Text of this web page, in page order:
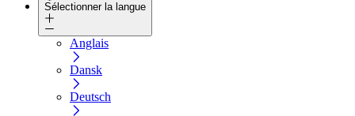
Sélectionner la langue
Anglais
Dansk
Deutsch